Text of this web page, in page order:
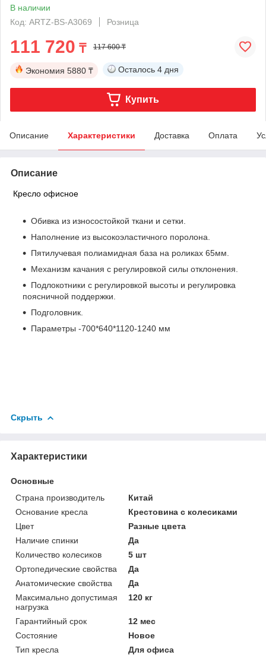
В наличии
Код: ARTZ-BS-A3069
Розница
111 720 ₸ 117 600 ₸
Экономия 5880 ₸ Осталось 4 дня
Купить
Описание Характеристики Доставка Оплата
Описание
Кресло офисное
Обивка из износостойкой ткани и сетки.
Наполнение из высокоэластичного поролона.
Пятилучевая полиамидная база на роликах 65мм.
Механизм качания с регулировкой силы отклонения.
Подлокотники с регулировкой высоты и регулировка
поясничной поддержки.
Подголовник.
Параметры -700*640*1120-1240 мм
Скрыть
Характеристики
Основные
Страна производитель
Китай
Основание кресла
Крестовина с колесиками
Цвет
Разные цвета
Наличие спинки
Да
Количество колесиков
5 шт
Ортопедические свойства
Да
Анатомические свойства
Да
Максимально допустимая
нагрузка
120 кг
Гарантийный срок
12 мес
Состояние
Новое
Тип кресла
Для офиса